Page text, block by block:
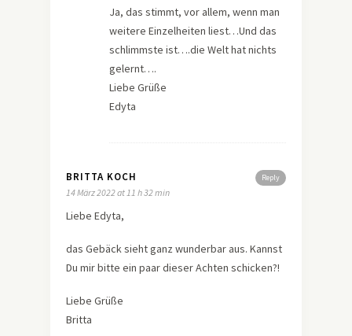
Ja, das stimmt, vor allem, wenn man
weitere Einzelheiten liest…Und das
schlimmste ist….die Welt hat nichts
gelernt….
Liebe Grüße
Edyta
Reply
BRITTA KOCH
14 März 2022 at 11 h 32 min
Liebe Edyta,
das Gebäck sieht ganz wunderbar aus. Kannst
Du mir bitte ein paar dieser Achten schicken?!
Liebe Grüße
Britta